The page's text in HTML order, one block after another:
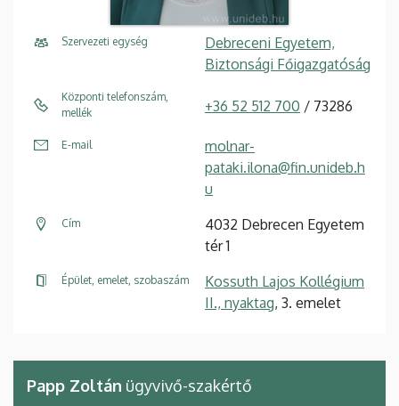
Szervezeti egység
Debreceni Egyetem,
Biztonsági Főigazgatóság
Központi telefonszám,
mellék
+36 52 512 700 / 73286
E-mail
molnar-
pataki.ilona@fin.unideb.h
u
Cím
4032 Debrecen Egyetem
tér 1
Épület, emelet, szobaszám
Kossuth Lajos Kollégium
II., nyaktag, 3. emelet
Papp Zoltán ügyvivő-szakértő